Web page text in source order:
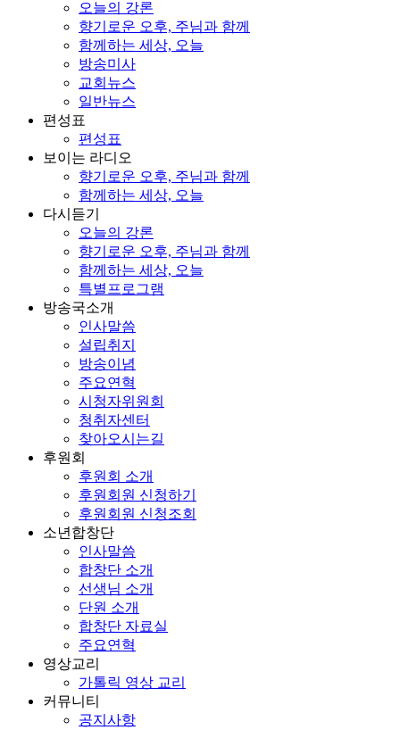
오늘의 강론
향기로운 오후, 주님과 함께
함께하는 세상, 오늘
방송미사
교회뉴스
일반뉴스
편성표
편성표
보이는 라디오
향기로운 오후, 주님과 함께
함께하는 세상, 오늘
다시듣기
오늘의 강론
향기로운 오후, 주님과 함께
함께하는 세상, 오늘
특별프로그램
방송국소개
인사말씀
설립취지
방송이념
주요연혁
시청자위원회
청취자센터
찾아오시는길
후원회
후원회 소개
후원회원 신청하기
후원회원 신청조회
소년합창단
인사말씀
합창단 소개
선생님 소개
단원 소개
합창단 자료실
주요연혁
영상교리
가톨릭 영상 교리
커뮤니티
공지사항